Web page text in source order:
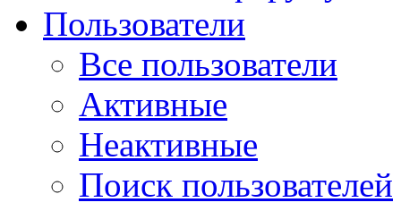
Пользователи
Все пользователи
Активные
Неактивные
Поиск пользователей